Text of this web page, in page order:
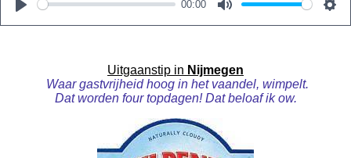
P
00:00
M
t
e
S
Uitgaanstip in Nijmegen
Waar gastvrijheid hoog in het vaandel, wimpelt.
Dat worden four topdagen! Dat beloaf ik ow.